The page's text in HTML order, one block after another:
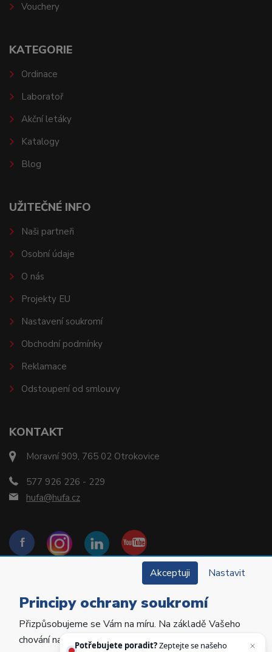
KONTAKT
Moravní 909, 765 02 Otrokovice
577 926 226 - 229
hufa@hufa.cz
Vouchery
KATEGORIE
Ordinace
Laboratoř
Akční letáky
Katalogy
Blog
UŽITEČNÉ INFO
Naši partneři
Osobní údaje
O nás
Projekty EU
Nastavení soukromí
Obchodní podmínky
Reklamace
Odstoupení od smlouvy
Copyright © 2022 Hu-Fa Dental a.s. Všechna práva
vyhrazena.
Akceptuji Nastavit
Principy ochrany soukromí
Přizpůsobujeme se Vám na míru. Na základě Vašeho
chování na webu personalizujeme jeho obsah a
Potřebujete poradit?Zeptejte se našeho